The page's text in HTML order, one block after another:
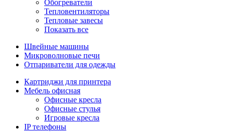
Обогреватели
Тепловентиляторы
Тепловые завесы
Показать все
Швейные машины
Микроволновые печи
Отпариватели для одежды
Картриджи для принтера
Мебель офисная
Офисные кресла
Офисные стулья
Игровые кресла
IP телефоны